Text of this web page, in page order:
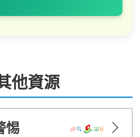
他資源
惕
誰」騙案：無論幾熟識
！